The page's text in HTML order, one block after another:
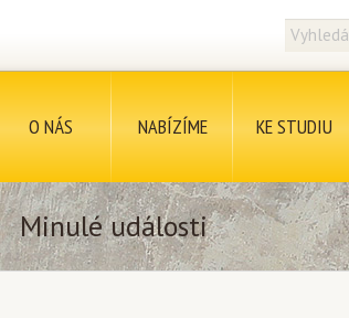
O NÁS NABÍZÍME KE STUDIU
Minulé události